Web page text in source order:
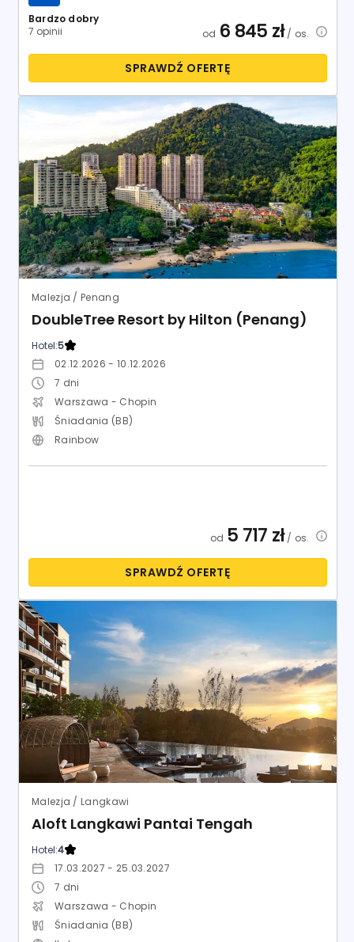
Bardzo dobry
7 opinii
od 6 845 zł/ os.
SPRAWDŹ OFERTĘ
Malezja / Penang
DoubleTree Resort by Hilton (Penang)
Hotel:5
02.12.2026 - 10.12.2026
7 dni
Warszawa - Chopin
Śniadania (BB)
Rainbow
od 5 717 zł/ os.
SPRAWDŹ OFERTĘ
Malezja / Langkawi
Aloft Langkawi Pantai Tengah
Hotel:4
17.03.2027 - 25.03.2027
7 dni
Warszawa - Chopin
Śniadania (BB)